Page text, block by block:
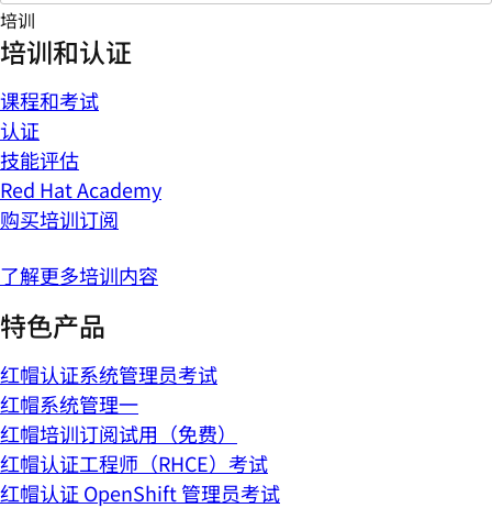
培训
培训和认证
课程和考试
认证
技能评估
Red Hat Academy
购买培训订阅
了解更多培训内容
特色产品
红帽认证系统管理员考试
红帽系统管理一
红帽培训订阅试用（免费）
红帽认证工程师（RHCE）考试
红帽认证 OpenShift 管理员考试